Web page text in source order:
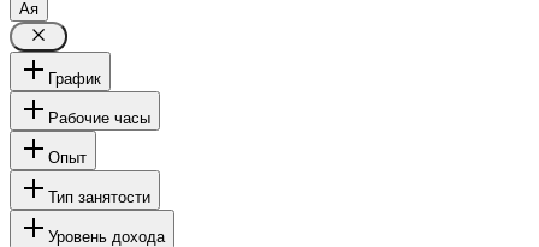
Ая
График
Рабочие часы
Опыт
Тип занятости
Уровень дохода